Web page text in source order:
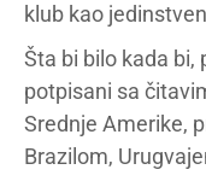
klub kao
Šta bi bilo kada bi,
potpisani sa
Srednje Amerike,
Brazilom,